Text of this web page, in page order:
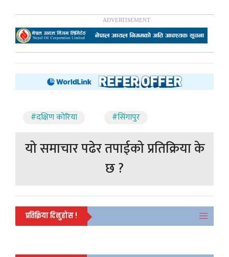
#दक्षिण कोरिया #सिंगापुर
यो समाचार पढेर तपाईको प्रतिक्रिया के
छ ?
प्रतिक्रिया दिनुहोस !